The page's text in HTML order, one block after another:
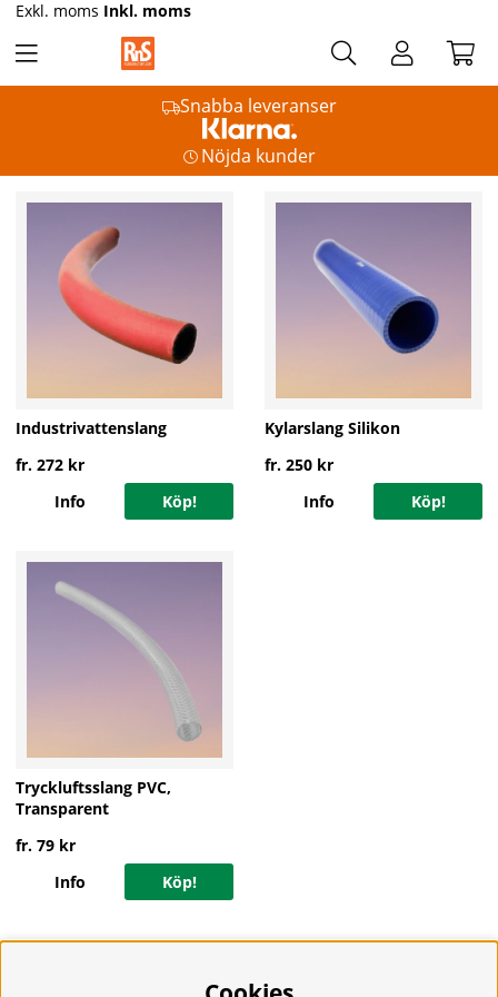
Snabba leveranser
Nöjda kunder
Exkl. moms Inkl. moms
Industrivattenslang
fr. 272 kr
Köp!
Info
Kylarslang Silikon
fr. 250 kr
Köp!
Info
Tryckluftsslang PVC,
Transparent
fr. 79 kr
Köp!
Info
Om oss